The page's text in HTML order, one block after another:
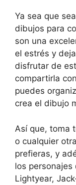
Ya sea que
dibujos para
son una
el estrés y
disfrutar de
compartirla
puedes
crea el dibujo
Así que, toma
o cualquier
prefieras, y
los personajes
Lightyear,